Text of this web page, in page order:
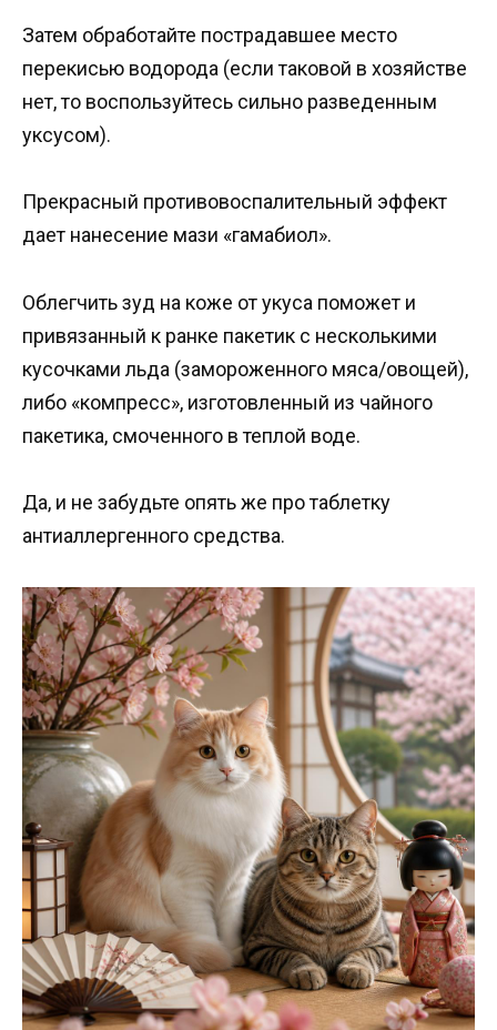
Затем обработайте пострадавшее место
перекисью водорода (если таковой в хозяйстве
нет, то воспользуйтесь сильно разведенным
уксусом).
Прекрасный противовоспалительный эффект
дает нанесение мази «гамабиол».
Облегчить зуд на коже от укуса поможет и
привязанный к ранке пакетик с несколькими
кусочками льда (замороженного мяса/овощей),
либо «компресс», изготовленный из чайного
пакетика, смоченного в теплой воде.
Да, и не забудьте опять же про таблетку
антиаллергенного средства.